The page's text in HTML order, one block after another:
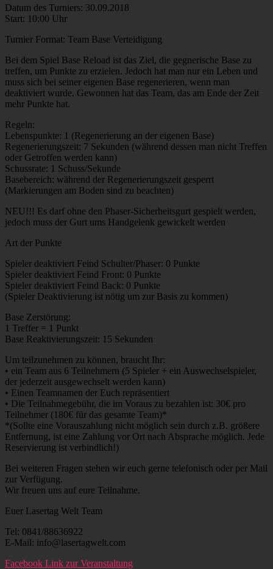
Datum des Turniers: 30.09.2018
Start: 10:00 Uhr
Turnier Format: Team Base Verteidigung
Bei dem Spiel Base Reload ist das Ziel, die gegnerische Base zu
treffen, um Punkte zu erzielen. Jedoch hat man nur ein Leben und
muss sich bei seiner eigenen Base regenerieren, wenn man
deaktiviert wurde. Gewonnen hat das Team, das am Ende der Zeit
mehr Punkte hat.
Regeln:
Lebenspunkte: 1 (Regenerierung an der eigenen Base)
Regenerierungszeit: 7 Sekunden (während dessen man nicht Treffen
oder Getroffen werden kann)
Schussrate: 1 Schuss/Sekunde
Basebereich: während der Regenerierungszeit gesperrt
(Markierungen am Boden sind zu beachten)
NEU!!! Es darf ohne den Phaser-Sicherheitsgurt gespielt werden,
jedoch muss der Gurt ums Handgelenk gewickelt werden
Art der Punkte
Spieler deaktiviert Feind Schulter/Phaser: 0 Punkte
Spieler deaktiviert Feind Front: 0 Punkte
Spieler deaktiviert Feind Back: 0 Punkte
(Spieler Deaktivierung ist nötig um zur Basis zu kommen)
Base Zerstörung:
1 Treffer = 1 Punkt
Base Reaktivierungszeit: 15 Sekunden
Um teilzunehmen zu können, braucht Ihr:
• ein Team aus 6 Teilnehmern (5 Spieler + ein Auswechselspieler,
der jederzeit ausgewechselt werden kann)
• Einen Teamnamen der Euch repräsentiert
• Die Teilnahmegebühr, die im Voraus zu bezahlen ist: 30€ pro
Teilnehmer (180€ für das gesamte Team)*
*(Sollte eine Vorauszahlung nicht möglich sein durch z.B. größere
Entfernung, ist eine Zahlung vor Ort nach Absprache möglich. Jede
Reservierung ist verbindlich!)
Bei weiteren Fragen stehen wir euch gerne telefonisch oder per Mail
zur Verfügung.
Wir freuen uns auf eure Teilnahme.
Euer Lasertag Welt Team
Tel: 0841/88636922
E-Mail: info@lasertagwelt.com
Facebook Link zur Veranstaltung